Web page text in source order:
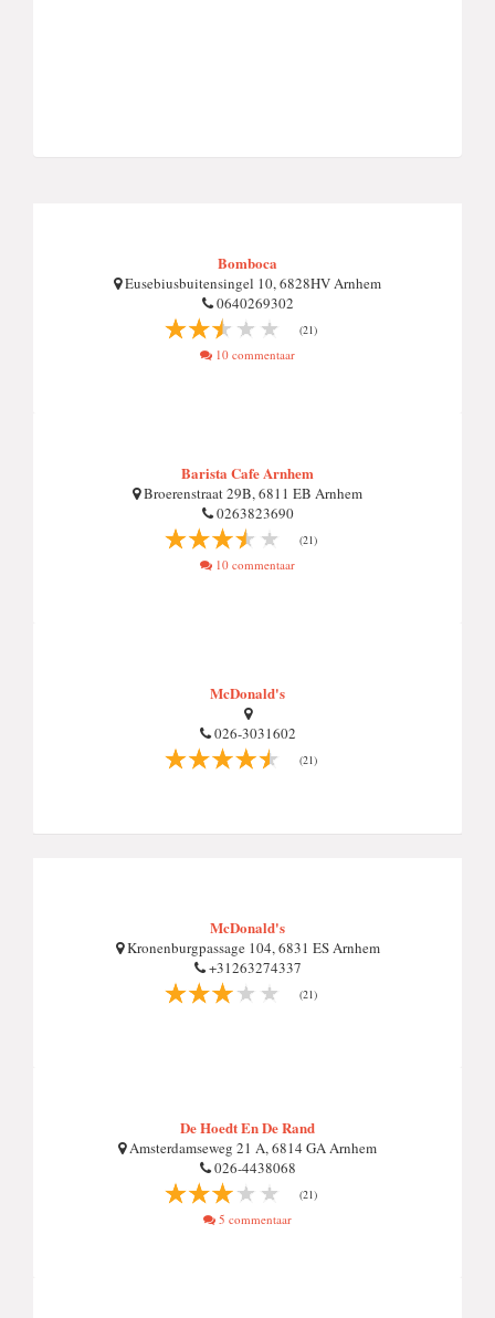
Bomboca
Eusebiusbuitensingel 10, 6828HV Arnhem
0640269302
(21)
10 commentaar
Barista Cafe Arnhem
Broerenstraat 29B, 6811 EB Arnhem
0263823690
(21)
10 commentaar
McDonald's
026-3031602
(21)
McDonald's
Kronenburgpassage 104, 6831 ES Arnhem
+31263274337
(21)
De Hoedt En De Rand
Amsterdamseweg 21 A, 6814 GA Arnhem
026-4438068
(21)
5 commentaar